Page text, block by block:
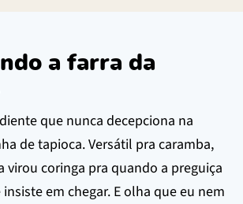
a farra da
que nunca decepciona na
de tapioca. Versátil pra caramba,
virou coringa pra quando a preguiça
em chegar. E olha que eu nem